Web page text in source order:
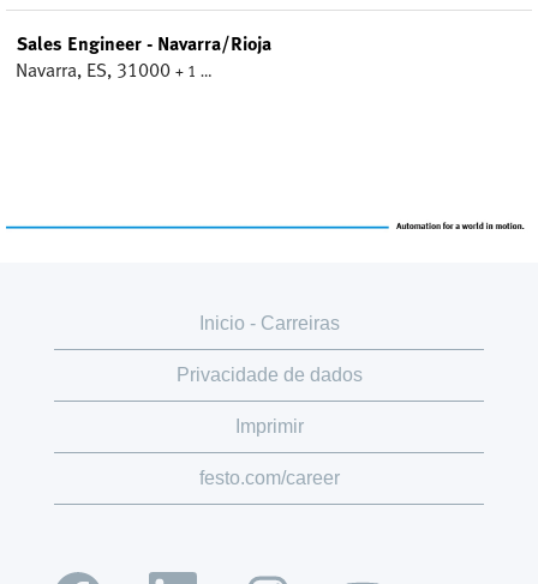
Sales Engineer - Navarra/Rioja
Navarra, ES, 31000+ 1 …
Inicio - Carreiras
Privacidade de dados
Imprimir
festo.com/career
A A